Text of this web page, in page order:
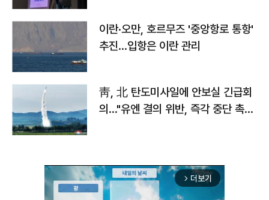
이란·오만, 호르무즈 '중앙항로 통항'
추진…입항은 이란 관리
靑, 北 탄도미사일에 안보실 긴급회
의…"유엔 결의 위반, 즉각 중단 촉
arrow_forward_ios 더보기